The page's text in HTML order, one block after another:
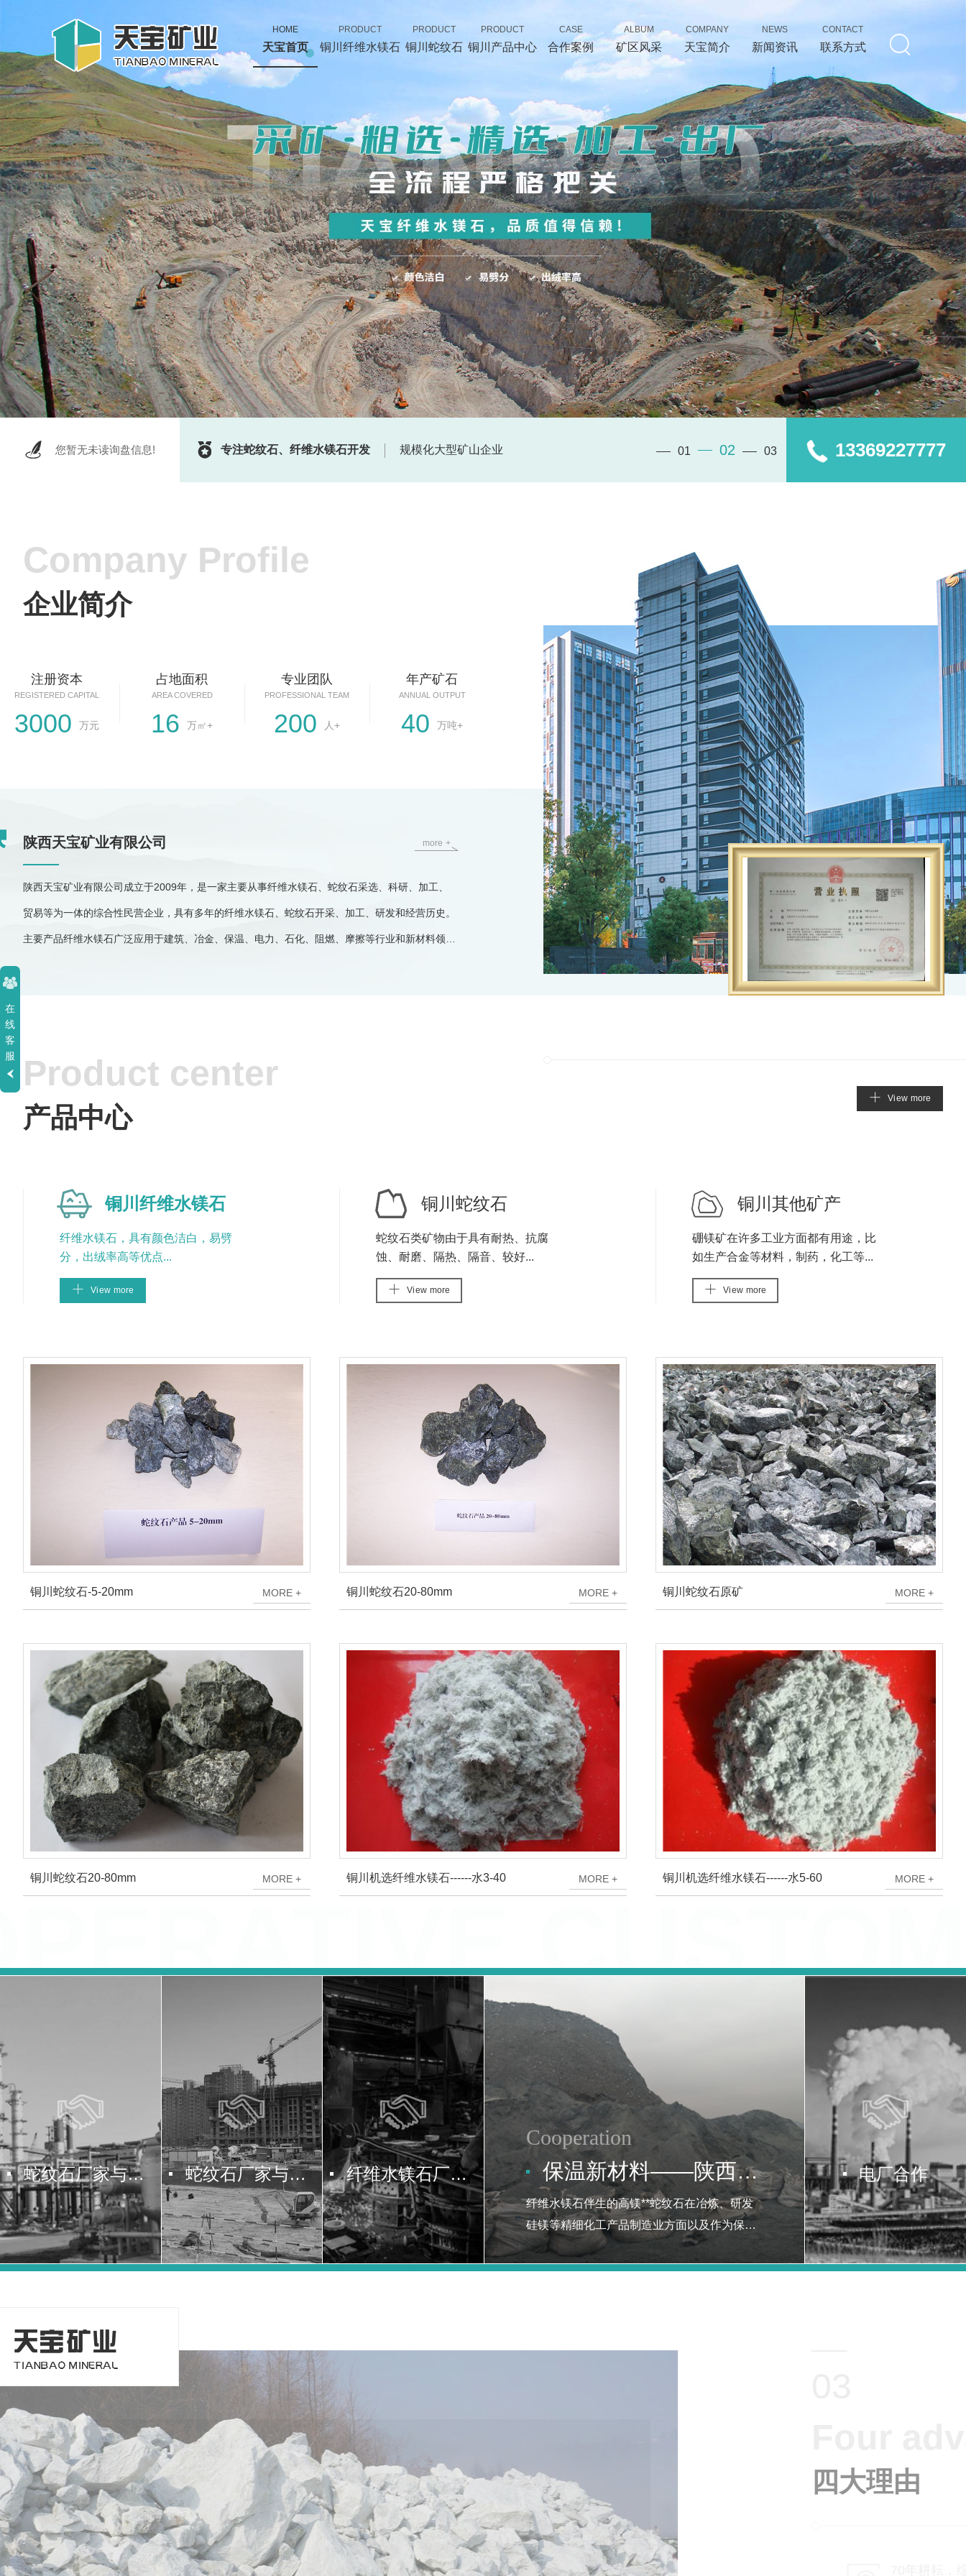
HOME
天宝首页
PRODUCT
铜川纤维水镁石
PRODUCT
铜川蛇纹石
PRODUCT
铜川产品中心
CASE
合作案例
ALBUM
矿区风采
COMPANY
天宝简介
NEWS
新闻资讯
CONTACT
联系方式
您暂无未读询盘信息! 专注蛇纹石、纤维水镁石开发 规模化大型矿山企业 13369227777
01 02 03
Company Profile
企业简介
注册资本
REGISTERED CAPITAL
3000 万元
占地面积
AREA COVERED
16 万㎡+
专业团队
PROFESSIONAL TEAM
200 人+
年产矿石
ANNUAL OUTPUT
40 万吨+
陕西天宝矿业有限公司
陕西天宝矿业有限公司成立于2009年，是一家主要从事纤维水镁石、蛇纹石采选、科研、加工、
贸易等为一体的综合性民营企业，具有多年的纤维水镁石、蛇纹石开采、加工、研发和经营历史。
主要产品纤维水镁石广泛应用于建筑、冶金、保温、电力、石化、阻燃、摩擦等行业和新材料领
more +
Product center
产品中心
View more
铜川纤维水镁石
纤维水镁石，具有颜色洁白，易劈
分，出绒率高等优点...
View more
铜川蛇纹石
蛇纹石类矿物由于具有耐热、抗腐
蚀、耐磨、隔热、隔音、较好...
View more
铜川其他矿产
硼镁矿在许多工业方面都有用途，比
如生产合金等材料，制药，化工等...
View more
铜川蛇纹石-5-20mm MORE + 铜川蛇纹石20-80mm MORE + 铜川蛇纹石原矿 MORE +
铜川蛇纹石20-80mm MORE + 铜川机选纤维水镁石------水3-40 MORE + 铜川机选纤维水镁石------水5-60 MORE +
蛇纹石厂家与化工厂合作 蛇纹石厂家与建筑施工行业合作 纤维水镁石厂家与钢铁行业合作 保温新材料——陕西纤维水镁石
Cooperation
电厂合作
我们和陕西天宝矿业有限公司合作的纤维水镁
石非常不错，已经是合作多年的老客户了！
四大理由
在
线
客
服